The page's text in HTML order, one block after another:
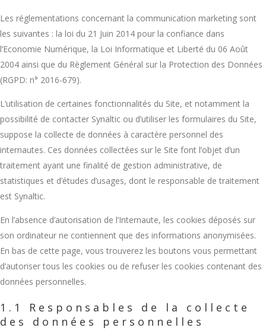
Les réglementations concernant la communication marketing sont
les suivantes : la loi du 21 Juin 2014 pour la confiance dans
l’Economie Numérique, la Loi Informatique et Liberté du 06 Août
2004 ainsi que du Règlement Général sur la Protection des Données
(RGPD: n° 2016-679).
L’utilisation de certaines fonctionnalités du Site, et notamment la
possibilité de contacter Synaltic ou d’utiliser les formulaires du Site,
suppose la collecte de données à caractère personnel des
internautes. Ces données collectées sur le Site font l’objet d’un
traitement ayant une finalité de gestion administrative, de
statistiques et d’études d’usages, dont le responsable de traitement
est Synaltic.
En l’absence d’autorisation de l’Internaute, les cookies déposés sur
son ordinateur ne contiennent que des informations anonymisées.
En bas de cette page, vous trouverez les boutons vous permettant
d’autoriser tous les cookies ou de refuser les cookies contenant des
données personnelles.
1.1 Responsables de la collecte
des données personnelles